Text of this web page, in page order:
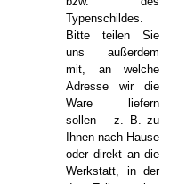
Typenschildes.
Bitte teilen Sie
uns außerdem
mit, an welche
Adresse wir die
Ware liefern
sollen – z. B. zu
Ihnen nach Hause
oder direkt an die
Werkstatt, in der